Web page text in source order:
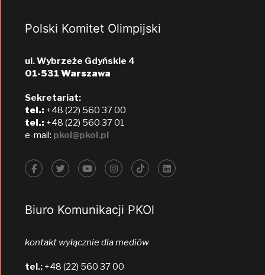
Polski Komitet Olimpijski
ul. Wybrzeże Gdyńskie 4
01-531 Warszawa
Sekretariat:
tel.: +48 (22) 560 37 00
tel.: +48 (22) 560 37 01
e-mail: pkol@pkol.pl
Biuro Komunikacji PKOl
kontakt wyłącznie dla mediów
tel.: +48 (22) 560 37 00